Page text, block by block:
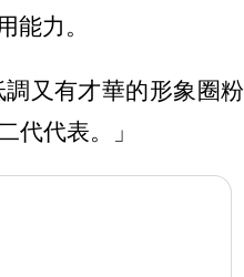
能力。
又有才華的形象圈粉
代代表。」